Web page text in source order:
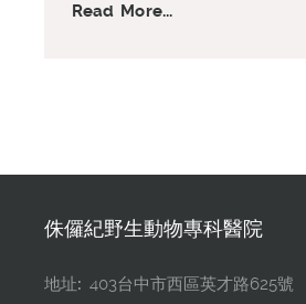
Read More...
侏儸紀野生動物專科醫院
地址: 403台中市西區英才路625號